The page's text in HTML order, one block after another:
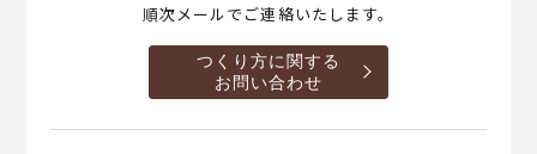
順次メールでご連絡いたします。
つくり方に関する
お問い合わせ